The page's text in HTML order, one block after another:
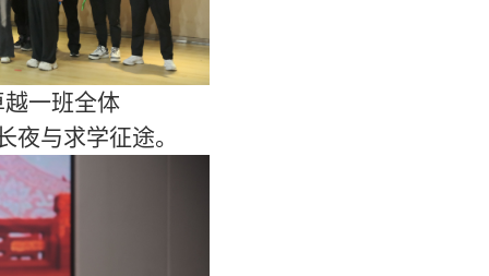
一班全体
夜与求学征途。